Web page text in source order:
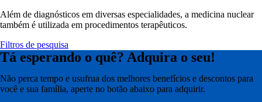
Além de diagnósticos em diversas especialidades, a medicina nuclear
também é utilizada em procedimentos terapêuticos.
Filtros de pesquisa
Tá esperando o quê? Adquira o seu!
Não perca tempo e usufrua dos melhores benefícios e descontos para
você e sua família, aperte no botão abaixo para adquirir.